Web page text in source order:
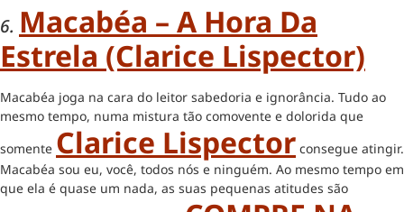
6. Macabéa – A Hora Da
Estrela (Clarice Lispector)
Macabéa joga na cara do leitor sabedoria e ignorância. Tudo ao
mesmo tempo, numa mistura tão comovente e dolorida que
somente Clarice Lispector consegue atingir.
Macabéa sou eu, você, todos nós e ninguém. Ao mesmo tempo em
que ela é quase um nada, as suas pequenas atitudes são